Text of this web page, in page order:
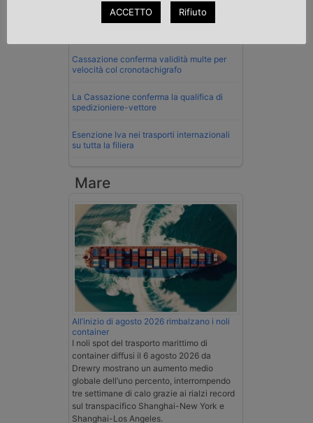
Imprenditore di Prato assolto per infortunio
Cassazione conferma validità multe per
velocità col cronotachigrafo
La Cassazione conferma la qualifica di
spedizioniere-vettore
Esenzione Iva nei trasporti internazionali
su tutta la filiera
Mare
All’inizio di agosto 2026 rimbalzano i noli
container
I noli spot del trasporto marittimo di
container diffusi il 6 agosto 2026 da
Drewry mostrano un aumento medio
globale dell’uno percento, interrompendo
tre settimane di calo grazie ai rialzi record
sul transpacifico Shanghai-New York e
Shanghai-Los Angeles.
ACCETTO Rifiuto